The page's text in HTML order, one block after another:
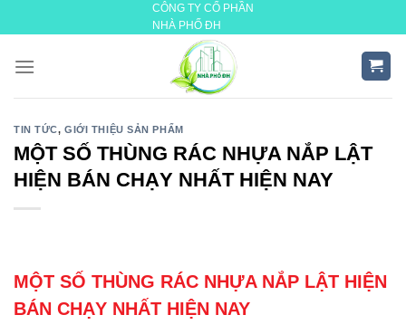
to
CÔNG TY CỔ PHẦN
NHÀ PHỐ ĐH
TIN TỨC,GIỚI THIỆU SẢN PHẨM
MỘT SỐ THÙNG RÁC NHỰA NẮP LẬT
HIỆN BÁN CHẠY NHẤT HIỆN NAY
MỘT SỐ THÙNG RÁC NHỰA NẮP LẬT HIỆN
BÁN CHẠY NHẤT HIỆN NAY